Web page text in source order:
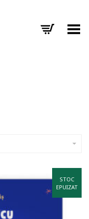
Toggle Menu
STOC
EPUIZAT